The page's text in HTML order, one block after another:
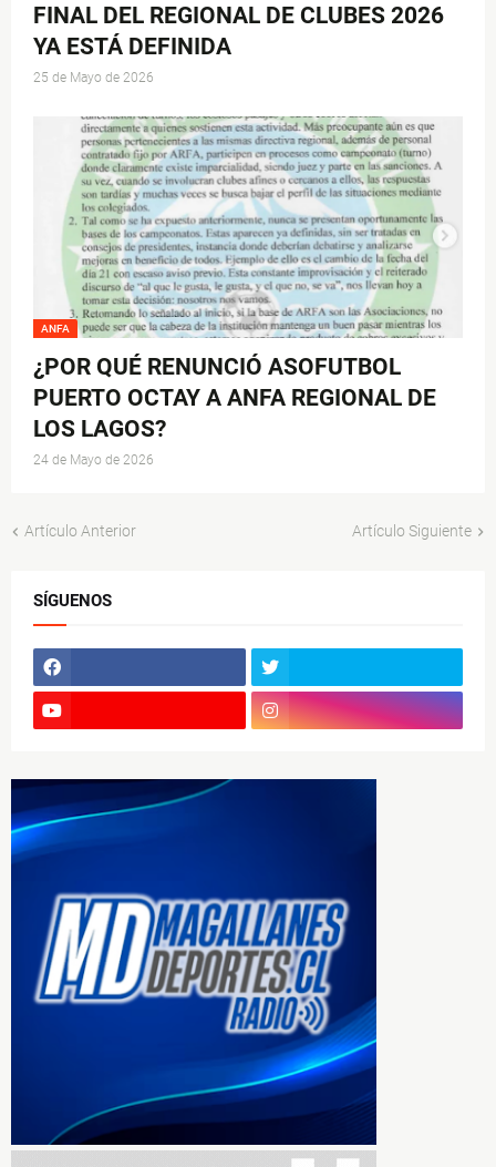
FINAL DEL REGIONAL DE CLUBES 2026
YA ESTÁ DEFINIDA
25 de Mayo de 2026
ANFA
¿POR QUÉ RENUNCIÓ ASOFUTBOL
PUERTO OCTAY A ANFA REGIONAL DE
LOS LAGOS?
24 de Mayo de 2026
Artículo Anterior Artículo Siguiente
SÍGUENOS